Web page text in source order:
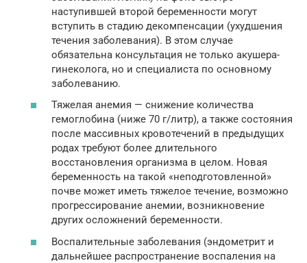
наступившей второй беременности могут
вступить в стадию декомпенсации (ухудшения
течения заболевания). В этом случае
обязательна консультация не только акушера-
гинеколога, но и специалиста по основному
заболеванию.
Тяжелая анемия — снижение количества
гемоглобина (ниже 70 г/литр), а также состояния
после массивных кровотечений в предыдущих
родах требуют более длительного
восстановления организма в целом. Новая
беременность на такой «неподготовленной»
почве может иметь тяжелое течение, возможно
прогрессирование анемии, возникновение
других осложнений беременности.
Воспалительные заболевания (эндометрит и
дальнейшее распространение воспаления на